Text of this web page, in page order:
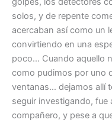
solos, y de repente
acercaban así como un
convirtiendo en una
poco… Cuando aquello
como pudimos por uno
ventanas… dejamos allí
seguir investigando,
compañero, y pese a